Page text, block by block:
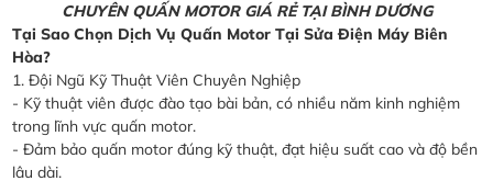
CHUYÊN QUẤN MOTOR GIÁ RẺ TẠI BÌNH DƯƠNG
Tại Sao Chọn Dịch Vụ Quấn Motor Tại Sửa Điện Máy Biên
Hòa?
1. Đội Ngũ Kỹ Thuật Viên Chuyên Nghiệp
- Kỹ thuật viên được đào tạo bài bản, có nhiều năm kinh nghiệm
trong lĩnh vực quấn motor.
- Đảm bảo quấn motor đúng kỹ thuật, đạt hiệu suất cao và độ bền
lâu dài.